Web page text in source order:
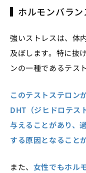
ホルモンバラ
強いストレスは、体
及ぼします。特に抜
ンの一種であるテス
このテストステロン
DHT（ジヒドロテス
与えることがあり、
する原因となること
また、 女性でもホル